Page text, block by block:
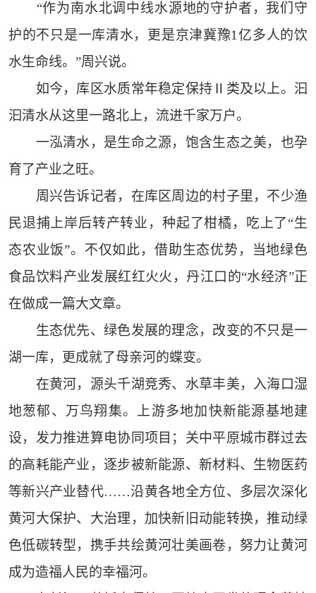
“作为南水北调中线水源地的守护者，我们守
护的不只是一库清水，更是京津冀豫1亿多人的饮
水生命线。”周兴说。
如今，库区水质常年稳定保持Ⅱ类及以上。汩
汩清水从这里一路北上，流进千家万户。
一泓清水，是生命之源，饱含生态之美，也孕
育了产业之旺。
周兴告诉记者，在库区周边的村子里，不少渔
民退捕上岸后转产转业，种起了柑橘，吃上了“生
态农业饭”。不仅如此，借助生态优势，当地绿色
食品饮料产业发展红红火火，丹江口的“水经济”正
在做成一篇大文章。
生态优先、绿色发展的理念，改变的不只是一
湖一库，更成就了母亲河的蝶变。
在黄河，源头千湖竞秀、水草丰美，入海口湿
地葱郁、万鸟翔集。上游多地加快新能源基地建
设，发力推进算电协同项目；关中平原城市群过去
的高耗能产业，逐步被新能源、新材料、生物医药
等新兴产业替代……沿黄各地全方位、多层次深化
黄河大保护、大治理，加快新旧动能转换，推动绿
色低碳转型，携手共绘黄河壮美画卷，努力让黄河
成为造福人民的幸福河。